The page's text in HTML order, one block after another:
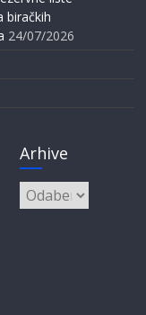
biračkih
24/07/2026
Arhive
Arhive